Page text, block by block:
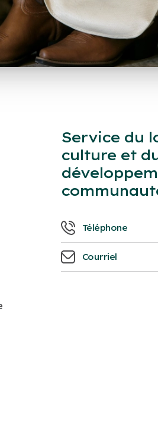
Service du
culture et
Téléphone
819 758-1571
Courriel